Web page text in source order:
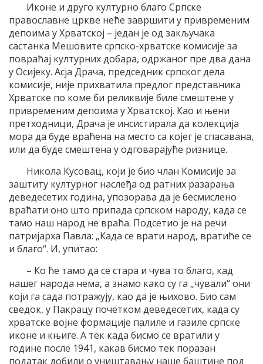
Иконе и друго културно благо Српске
православне цркве неће завршити у привременим
депоима у Хрватској – један је од закључака
састанка Мешовите српско-хрватске комисије за
повраћај културних добара, одржаног пре два дана
у Осијеку. Асја Драча, председник српског дела
комисије, није прихватила предлог представника
Хрватске по коме би реликвије биле смештене у
привременим депоима у Хрватској. Као и њени
претходници, Драча је инсистирала да колекција
мора да буде враћена на место са којег је спасавана,
или да буде смештена у одговарајуће ризнице.
Никола Кусовац, који је био члан Комисије за
заштиту културног наслеђа од ратних разарања
деведесетих година, упозорава да је бесмислено
враћати оно што припада српском народу, када се
тамо наш народ не враћа. Подсетио је на речи
патријарха Павла: „Када се врати народ, вратиће се
и благо“. И, упитао:
– Ко ће тамо да се стара и чува то благо, кад
нашег народа нема, а знамо како су га „чували“ они
који га сада потражују, као да је њихово. Био сам
сведок, у Пакрацу почетком деведесетих, када су
хрватске војне формације палиле и газиле српске
иконе и књиге. А тек када бисмо се вратили у
године после 1941, какав бисмо тек поразан
податак добили о уништавању наше баштине под